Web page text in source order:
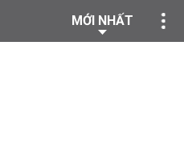
MỚI NHẤT